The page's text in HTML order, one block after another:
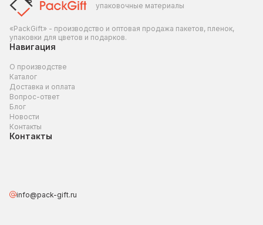
упаковочные материалы
«PackGift» - производство и оптовая продажа пакетов, пленок,
упаковки для цветов и подарков.
Навигация
О производстве
Каталог
Доставка и оплата
Вопрос-ответ
Блог
Новости
Контакты
Контакты
info@pack-gift.ru